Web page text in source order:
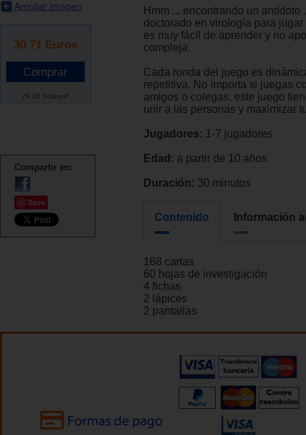
Ampliar imagen
30.71 Euros
29.28 Dólares*
Compartir en:
Save
Hmm ... encontrando un antídoto
doctorado en virología para jugar
es muy fácil de aprender y no
compleja.
Cada ronda del juego es
repetitiva. No importa si juegas
amigos o colegas, este juego
unir a las personas y maximizar
Jugadores: 1-7 jugadores
Edad: a partir de 10 años
Duración: 30 minutos
Contenido Información
168 cartas
60 hojas de investigación
4 fichas
2 lápices
2 pantallas